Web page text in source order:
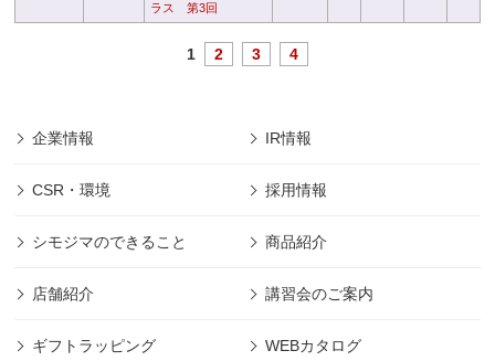
ラス 第3回
1 2 3 4
企業情報 IR情報
CSR・環境 採用情報
シモジマのできること 商品紹介
店舗紹介 講習会のご案内
ギフトラッピング WEBカタログ